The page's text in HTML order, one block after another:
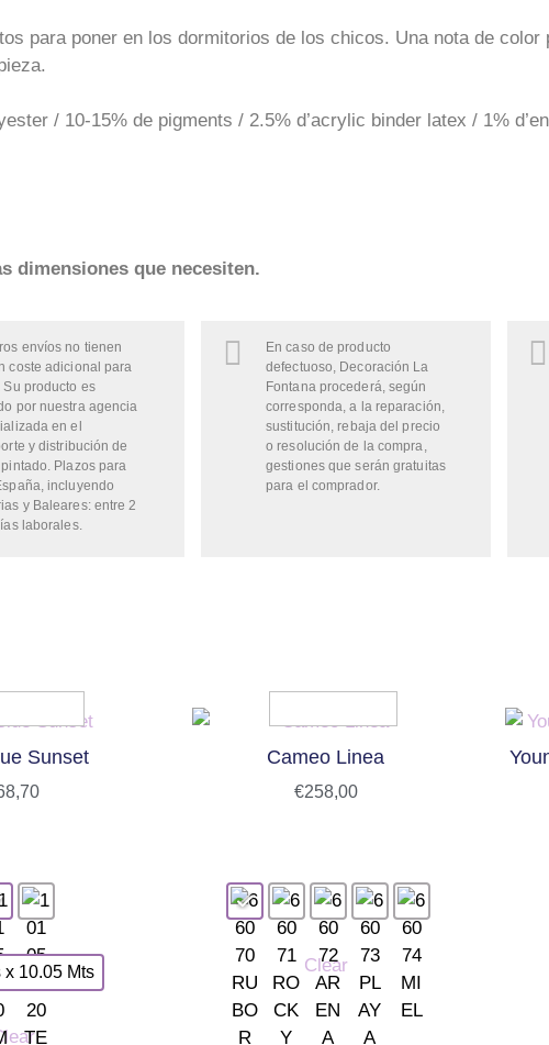
para poner en los dormitorios de los chicos. Una nota de
/ 10-15% de pigments / 2.5% d’acrylic binder latex / 1%
dimensiones que necesiten.
envíos no tienen
coste adicional para
Su producto es
por nuestra agencia
en el
y distribución de
Plazos para
incluyendo
y Baleares: entre 2
laborales.
En caso de producto
defectuoso, Decoración La
Fontana procederá, según
corresponda, a la reparación,
sustitución, rebaja del precio
o resolución de la compra,
gestiones que serán gratuitas
para el comprador.
Sunset
x 10.05 Mts
Cameo Linea
€258,00
Clear